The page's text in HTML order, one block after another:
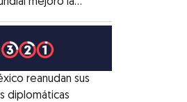
reanudan sus
diplomáticas